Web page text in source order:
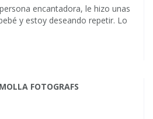
encantadora, le hizo unas
y estoy deseando repetir. Lo
FOTOGRAFS